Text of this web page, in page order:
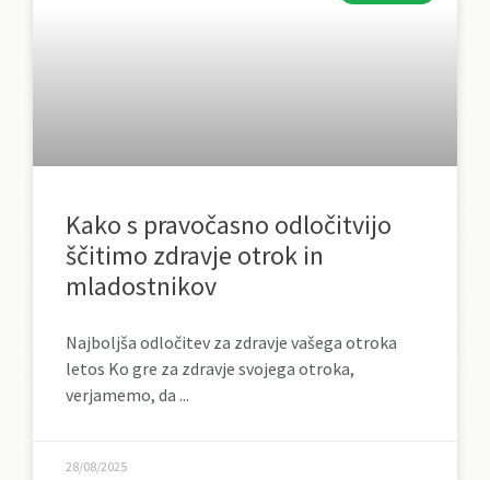
Kako s pravočasno odločitvijo
ščitimo zdravje otrok in
mladostnikov
Najboljša odločitev za zdravje vašega otroka
letos Ko gre za zdravje svojega otroka,
verjamemo, da
28/08/2025